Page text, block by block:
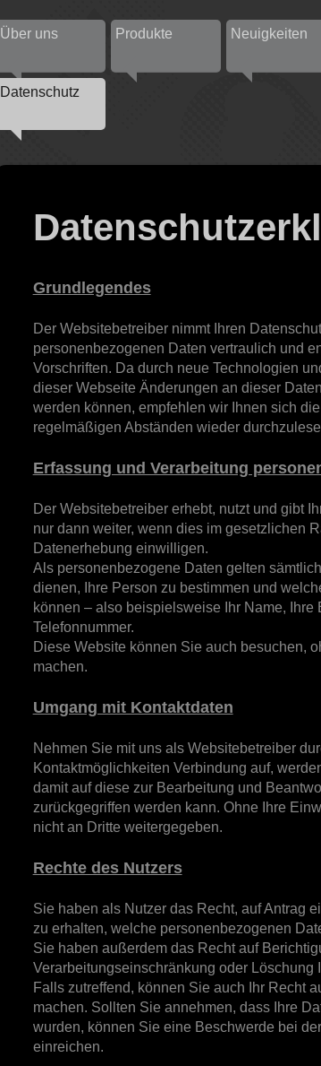
Über uns Produkte Neuigkeiten
Datenschutz
Grundlegendes
Der Websitebetreiber nimmt Ihren
personenbezogenen Daten vertraulich und
Vorschriften. Da durch neue Technologien
dieser Webseite Änderungen an dieser
werden können, empfehlen wir Ihnen sich
regelmäßigen Abständen wieder
Erfassung und Verarbeitung
Der Websitebetreiber erhebt, nutzt und gibt
nur dann weiter, wenn dies im gesetzlichen
Datenerhebung einwilligen.
Als personenbezogene Daten gelten
dienen, Ihre Person zu bestimmen und
können – also beispielsweise Ihr Name, Ihre
Telefonnummer.
Diese Website können Sie auch besuchen,
machen.
Umgang mit Kontaktdaten
Nehmen Sie mit uns als Websitebetreiber
Kontaktmöglichkeiten Verbindung auf,
damit auf diese zur Bearbeitung und
zurückgegriffen werden kann. Ohne Ihre
nicht an Dritte weitergegeben.
Rechte des Nutzers
Sie haben als Nutzer das Recht, auf Antrag
zu erhalten, welche personenbezogenen
Sie haben außerdem das Recht auf
Verarbeitungseinschränkung oder Löschung
Falls zutreffend, können Sie auch Ihr Recht
machen. Sollten Sie annehmen, dass Ihre
wurden, können Sie eine Beschwerde bei
einreichen.